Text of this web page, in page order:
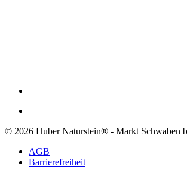
© 2026 Huber Naturstein® - Markt Schwaben
AGB
Barrierefreiheit